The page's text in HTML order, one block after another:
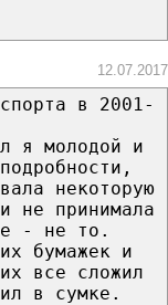
12.07.2017
в 2001-
я молодой и
некоторую
не принимала
- не то.
бумажек и
все сложил
в сумке.